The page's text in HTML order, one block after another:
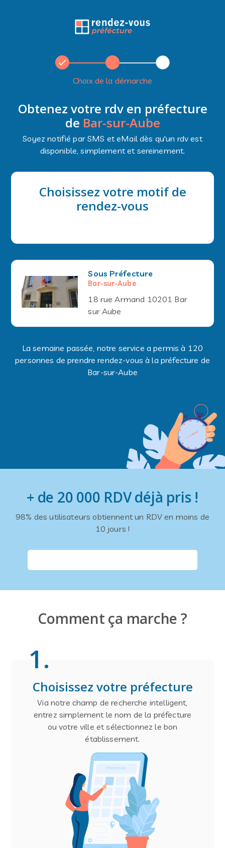
Comment ça marche ?
1.
Choisissez votre préfecture
Via notre champ de recherche intelligent,
entrez simplement le nom de la préfecture
ou votre ville et sélectionnez le bon
établissement.
+ de 20 000 RDV déjà pris !
98% des utilisateurs obtiennent un RDV en moins de
10 jours !
Obtenez votre rdv en préfecture
de Bar-sur-Aube
Soyez notifié par SMS et eMail dès qu'un rdv est
disponible, simplement et sereinement.
Choisissez votre motif de
rendez-vous
Sous Préfecture
Bar-sur-Aube
18 rue Armand 10201 Bar
sur Aube
La semaine passée, notre service a permis à 120
personnes de prendre rendez-vous à la préfecture de
Bar-sur-Aube
Choix de la démarche